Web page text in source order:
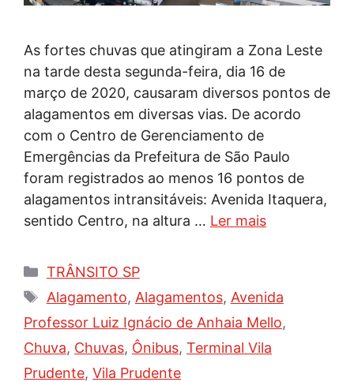
As fortes chuvas que atingiram a Zona Leste
na tarde desta segunda-feira, dia 16 de
março de 2020, causaram diversos pontos de
alagamentos em diversas vias. De acordo
com o Centro de Gerenciamento de
Emergências da Prefeitura de São Paulo
foram registrados ao menos 16 pontos de
alagamentos intransitáveis: Avenida Itaquera,
sentido Centro, na altura … Ler mais
Categorias
TRÂNSITO SP
Tags
Alagamento, Alagamentos, Avenida
Professor Luiz Ignácio de Anhaia Mello,
Chuva, Chuvas, Ônibus, Terminal Vila
Prudente, Vila Prudente